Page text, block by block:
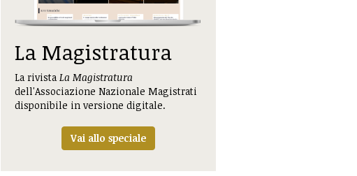
La Magistratura
La rivista La Magistratura
dell'Associazione Nazionale Magistrati
disponibile in versione digitale.
Vai allo speciale